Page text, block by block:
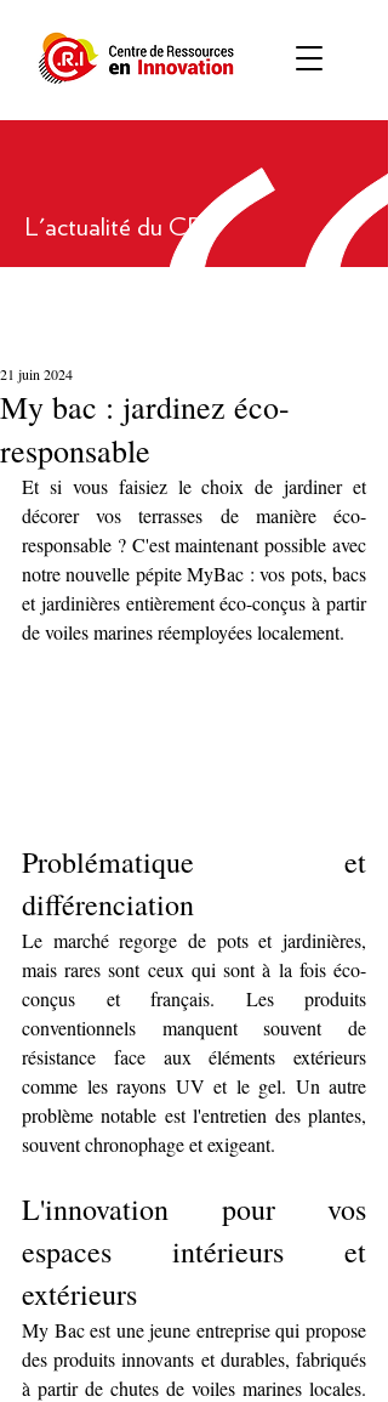
L'actualité du CRI
My bac : jardinez éco-
responsable
21 juin 2024
Et si vous faisiez le choix de jardiner et
décorer vos terrasses de manière éco-
responsable ? C'est maintenant possible avec
notre nouvelle pépite MyBac : vos pots, bacs
et jardinières entièrement éco-conçus à partir
de voiles marines réemployées localement.
Problématique et
différenciation
Le marché regorge de pots et jardinières,
mais rares sont ceux qui sont à la fois éco-
conçus et français. Les produits
conventionnels manquent souvent de
résistance face aux éléments extérieurs
comme les rayons UV et le gel. Un autre
problème notable est l'entretien des plantes,
souvent chronophage et exigeant.
L'innovation pour vos
espaces intérieurs et
extérieurs
My Bac est une jeune entreprise qui propose
des produits innovants et durables, fabriqués
à partir de chutes de voiles marines locales.